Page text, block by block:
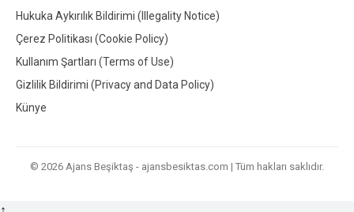
Hukuka Aykırılık Bildirimi (Illegality Notice)
Çerez Politikası (Cookie Policy)
Kullanım Şartları (Terms of Use)
Gizlilik Bildirimi (Privacy and Data Policy)
Künye
© 2026 Ajans Beşiktaş - ajansbesiktas.com | Tüm hakları saklıdır.